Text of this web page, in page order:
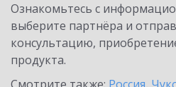
Ознакомьтесь с
выберите партнёра и
консультацию,
продукта.